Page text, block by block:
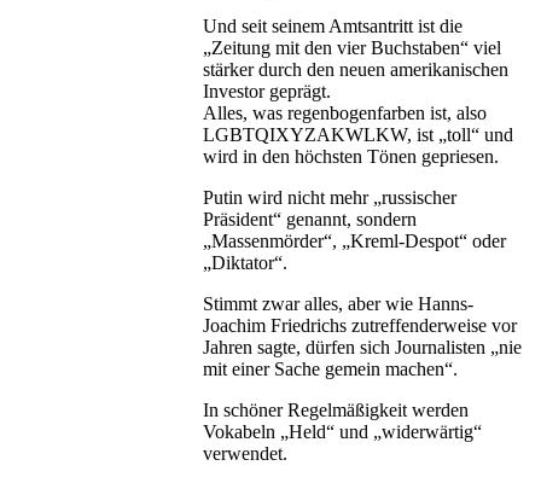
Und seit seinem Amtsantritt ist die
„Zeitung mit den vier Buchstaben“ viel
stärker durch den neuen amerikanischen
Investor geprägt.
Alles, was regenbogenfarben ist, also
LGBTQIXYZAKWLKW, ist „toll“ und
wird in den höchsten Tönen gepriesen.
Putin wird nicht mehr „russischer
Präsident“ genannt, sondern
„Massenmörder“, „Kreml-Despot“ oder
„Diktator“.
Stimmt zwar alles, aber wie Hanns-
Joachim Friedrichs zutreffenderweise vor
Jahren sagte, dürfen sich Journalisten „nie
mit einer Sache gemein machen“.
In schöner Regelmäßigkeit werden
Vokabeln „Held“ und „widerwärtig“
verwendet.